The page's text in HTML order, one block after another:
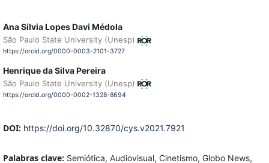
Ana Silvia Lopes Davi Médola
São Paulo State University (Unesp)
https://orcid.org/0000-0003-2101-3727
Henrique da Silva Pereira
São Paulo State University (Unesp)
https://orcid.org/0000-0002-1328-8694
DOI: https://doi.org/10.32870/cys.v2021.7921
Palabras clave: Semiótica, Audiovisual, Cinetismo, Globo News,